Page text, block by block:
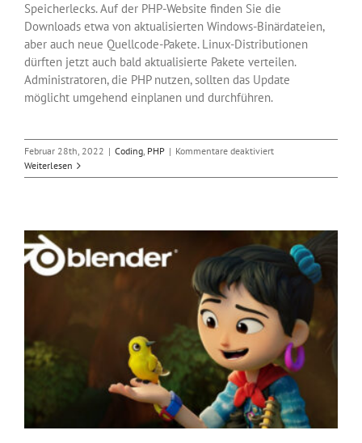
Speicherlecks. Auf der PHP-Website finden Sie die
Downloads etwa von aktualisierten Windows-Binärdateien,
aber auch neue Quellcode-Pakete. Linux-Distributionen
dürften jetzt auch bald aktualisierte Pakete verteilen.
Administratoren, die PHP nutzen, sollten das Update
möglicht umgehend einplanen und durchführen.
Februar 28th, 2022 | Coding, PHP | Kommentare deaktiviertfür
schließt
Weiterlesen